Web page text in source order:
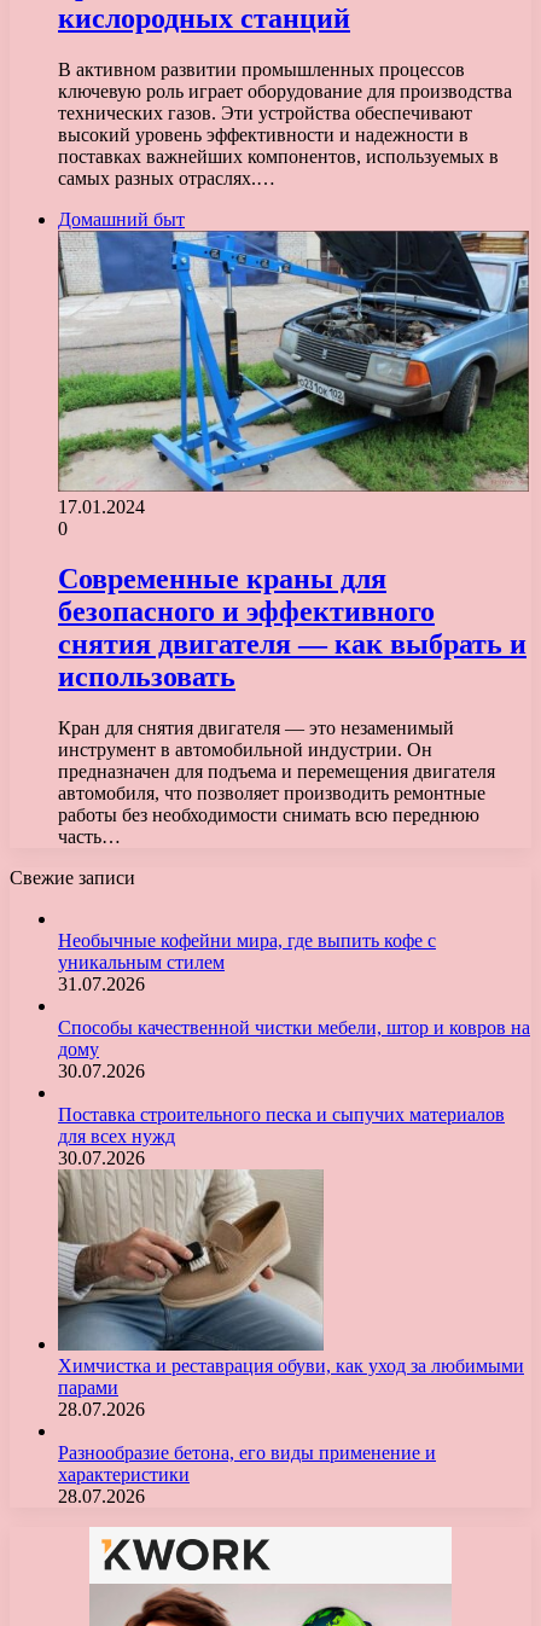
кислородных станций
В активном развитии промышленных процессов
ключевую роль играет оборудование для производства
технических газов. Эти устройства обеспечивают
высокий уровень эффективности и надежности в
поставках важнейших компонентов, используемых в
самых разных отраслях.…
Домашний быт
17.01.2024
0
Современные краны для
безопасного и эффективного
снятия двигателя — как выбрать и
использовать
Кран для снятия двигателя — это незаменимый
инструмент в автомобильной индустрии. Он
предназначен для подъема и перемещения двигателя
автомобиля, что позволяет производить ремонтные
работы без необходимости снимать всю переднюю
часть…
Свежие записи
Необычные кофейни мира, где выпить кофе с
уникальным стилем
31.07.2026
Способы качественной чистки мебели, штор и ковров на
дому
30.07.2026
Поставка строительного песка и сыпучих материалов
для всех нужд
30.07.2026
Химчистка и реставрация обуви, как уход за любимыми
парами
28.07.2026
Разнообразие бетона, его виды применение и
характеристики
28.07.2026